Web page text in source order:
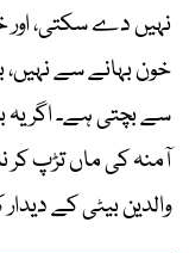
نہیں دے سکتی، اور
خون بہانے سے نہیں،
سے بچتی ہے۔ اگر یہ
آمنہ کی ماں تڑپ کر
والدین بیٹی کے دیدار